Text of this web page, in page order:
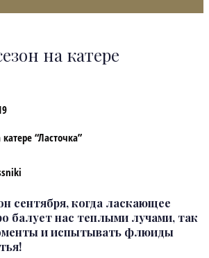
на катере
сентября, когда ласкающее
балует нас теплыми лучами, так
и испытывать флюиды